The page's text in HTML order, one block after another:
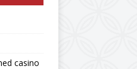
casino